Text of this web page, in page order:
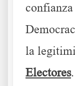
confianza
la
Electores.